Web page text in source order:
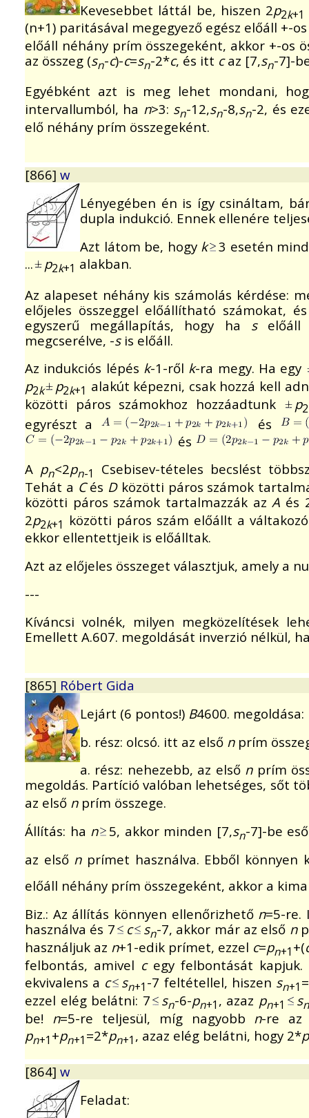
Kevesebbet láttál be, hiszen 2p2k+1
(n+1) paritásával megegyező egész előáll +-
előáll néhány prím összegeként, akkor +-os
az összeg (sn-c)-c=sn-2*c, és itt caz [7,sn-7]-
Egyébként azt is meg lehet mondani,
intervallumból, ha n>3: sn-12,sn-8,sn-2, és
elő néhány prím összegeként.
[866] w
Lényegében én is így csináltam,
dupla indukció. Ennek ellenére
Azt látom be, hogy k
3 esetén
...
p2k+1 alakban.
Az alapeset néhány kis számolás kérdése:
előjeles összeggel előállítható számokat,
egyszerű megállapítás, hogy ha selőáll
megcserélve, -sis előáll.
Az indukciós lépés k-1-ről k-ra megy. Ha egy
p2k p2k+1 alakút képezni, csak hozzá kell
közötti páros számokhoz hozzáadtunk
p2
egyrészt a
és
és
A pn<2pn-1
Csebisev-tételes becslést
Tehát a Cés Dközötti páros számok
közötti páros számok tartalmazzák azA és
2p2k+1 közötti páros szám előállt a
ekkor ellentettjeik is előálltak.
Azt az előjeles összeget választjuk, amely a
---
Kíváncsi volnék, milyen megközelítések
Emellett A.607. megoldását inverzió nélkül,
[865] Róbert Gida
Lejárt (6 pontos!) B4600. megoldása:
b. rész: olcsó. itt az első nprím
a. rész: nehezebb, az első nprím
megoldás. Partíció valóban lehetséges, sőt
az első nprím összege.
Állítás: ha n 5, akkor minden [7,sn-7]-be
az első nprímet használva. Ebből könnyen
előáll néhány prím összegeként, akkor a
Biz.: Az állítás könnyen ellenőrizhető n=5-re.
használva és 7
c sn-7, akkor már az első n
használjuk az n+1-edik prímet, ezzel c=pn+1 +(
felbontás, amivel cegy felbontását
ekvivalens a c sn+1 -7 feltétellel, hiszen sn+1 =
ezzel elég belátni: 7
sn-6-pn+1 , azaz pn+1 s
be! n=5-re teljesül, míg nagyobb n-re az
pn+1 +pn+1 =2*pn+1 , azaz elég belátni, hogy 2*p
[864] w
Feladat: